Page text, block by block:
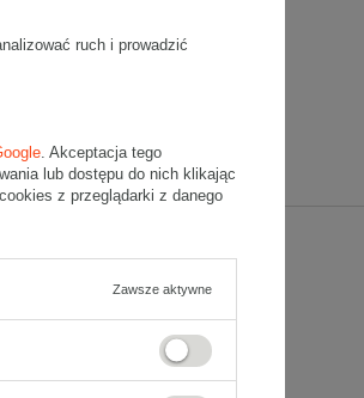
opinię
5/5
ruch i prowadzić
. Akceptacja tego
lub dostępu do nich klikając
z przeglądarki z danego
Zawsze aktywne